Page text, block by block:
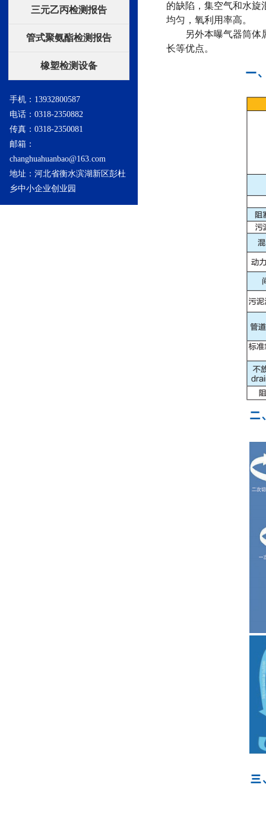
三元乙丙检测报告
管式聚氨酯检测报告
橡塑检测设备
手机：13932800587
电话：0318-2350882
传真：0318-2350081
邮箱：
changhuahuanbao@163.com
地址：河北省衡水滨湖新区彭杜
乡中小企业创业园
的缺陷，集空气和水旋
均匀，氧利用率高。
另外本曝气器筒体属
长等优点。